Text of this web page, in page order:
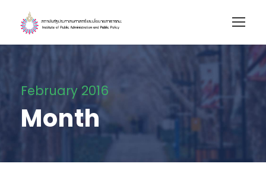
February 2016
Month